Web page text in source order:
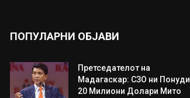
ПОПУЛАРНИ ОБЈАВИ
Претседателот на
Мадагаскар: СЗО ни Понуди
20 Милиони Долари Мито